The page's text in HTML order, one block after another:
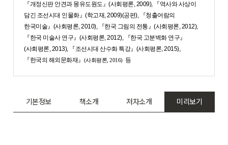
『개정신판 안견과 몽유도원도』(사회평론, 2009), 『역사와 사상이
담긴 조선시대 인물화』(학고재, 2009)(공편), 『청출어람의
한국미술』(사회평론, 2010), 『한국 그림의 전통』(사회평론, 2012),
『한국 미술사 연구』(사회평론, 2012), 『한국 고분벽화 연구』
(사회평론, 2013), 『조선시대 산수화 특강』(사회평론, 2015),
『한국의 해외문화재』 (사회평론, 2016) 등
기본정보 책소개 저자소개 미리보기